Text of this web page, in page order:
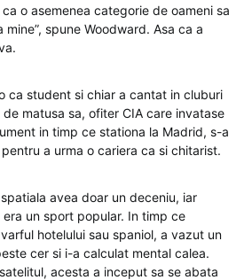
o asemenea categorie de oameni sa
spune Woodward. Asa ca a
ca student si chiar a cantat in cluburi
matusa sa, ofiter CIA care invatase
in timp ce stationa la Madrid, s-a
a urma o cariera ca si chitarist.
avea doar un deceniu, iar
un sport popular. In timp ce
hotelului sau spaniol, a vazut un
cer si i-a calculat mental calea.
acesta a inceput sa se abata